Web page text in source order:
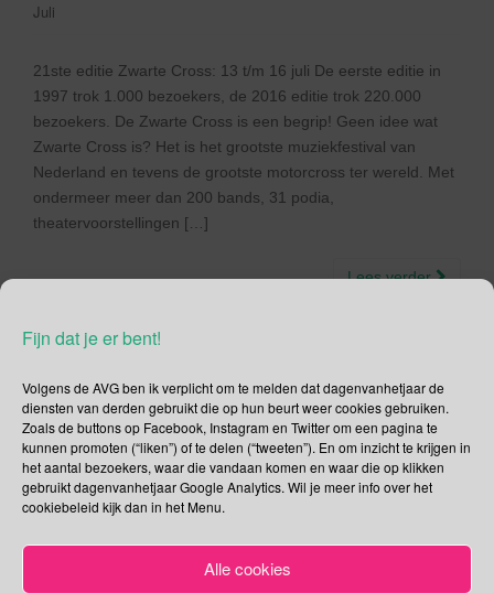
Fijn dat je er bent!
Volgens de AVG ben ik verplicht om te melden dat dagenvanhetjaar de
diensten van derden gebruikt die op hun beurt weer cookies gebruiken.
Zoals de buttons op Facebook, Instagram en Twitter om een pagina te
kunnen promoten (“liken”) of te delen (“tweeten”). En om inzicht te krijgen in
het aantal bezoekers, waar die vandaan komen en waar die op klikken
gebruikt dagenvanhetjaar Google Analytics. Wil je meer info over het
cookiebeleid kijk dan in het Menu.
Alle cookies
Juli
21ste editie Zwarte Cross: 13 t/m 16 juli De eerste editie in
1997 trok 1.000 bezoekers, de 2016 editie trok 220.000
bezoekers. De Zwarte Cross is een begrip! Geen idee wat
Zwarte Cross is? Het is het grootste muziekfestival van
Nederland en tevens de grootste motorcross ter wereld. Met
ondermeer meer dan 200 bands, 31 podia,
theatervoorstellingen […]
Lees verder
Social Media
Je kunt me volgen op